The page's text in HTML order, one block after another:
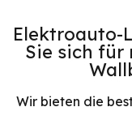
Elektroauto-
Sie sich für
Wir bieten die